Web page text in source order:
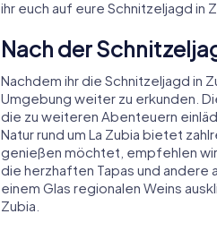
ihr euch auf eure Schnitzeljagd in
Nach der
Nachdem ihr die Schnitzeljagd in
Umgebung weiter zu erkunden.
die zu weiteren Abenteuern
Natur rund um La Zubia bietet
genießen möchtet, empfehlen
die herzhaften Tapas und andere
einem Glas regionalen Weins
Zubia.